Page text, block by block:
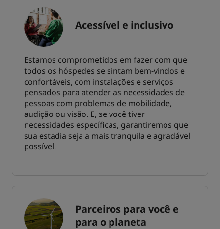
Acessível e inclusivo
Estamos comprometidos em fazer com que
todos os hóspedes se sintam bem-vindos e
confortáveis, com instalações e serviços
pensados para atender as necessidades de
pessoas com problemas de mobilidade,
audição ou visão. E, se você tiver
necessidades específicas, garantiremos que
sua estadia seja a mais tranquila e agradável
possível.
Parceiros para você e
para o planeta